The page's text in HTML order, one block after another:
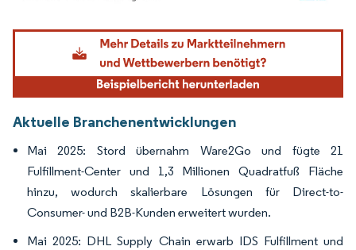
Bild © Mordor Intelligence. Wiederverwendung erfordert Namensnennung gemäß
Aktuelle Branchenentwicklungen
Mai 2025: Stord übernahm Ware2Go und fügte 21
Fulfillment-Center und 1,3 Millionen Quadratfuß Fläche
hinzu, wodurch skalierbare Lösungen für Direct-to-
Consumer- und B2B-Kunden erweitert wurden.
Mai 2025: DHL Supply Chain erwarb IDS Fulfillment und